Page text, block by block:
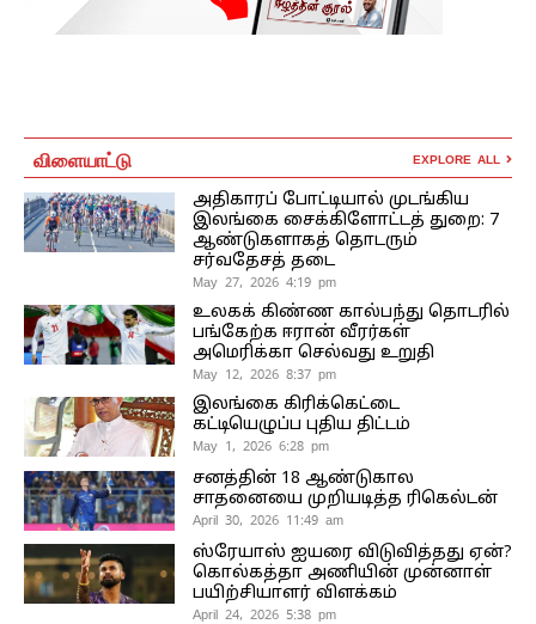
விளையாட்டு EXPLORE ALL
அதிகாரப் போட்டியால் முடங்கிய
இலங்கை சைக்கிளோட்டத் துறை: 7
ஆண்டுகளாகத் தொடரும்
சர்வதேசத் தடை
May 27, 2026 4:19 pm
உலகக் கிண்ண கால்பந்து தொடரில்
பங்கேற்க ஈரான் வீரர்கள்
அமெரிக்கா செல்வது உறுதி
May 12, 2026 8:37 pm
இலங்கை கிரிக்கெட்டை
கட்டியெழுப்ப புதிய திட்டம்
May 1, 2026 6:28 pm
சனத்தின் 18 ஆண்டுகால
சாதனையை முறியடித்த ரிகெல்டன்
April 30, 2026 11:49 am
ஸ்ரேயாஸ் ஐயரை விடுவித்தது ஏன்?
கொல்கத்தா அணியின் முன்னாள்
பயிற்சியாளர் விளக்கம்
April 24, 2026 5:38 pm